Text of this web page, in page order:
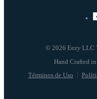
© 2026 Eezy LLC
Términos de Uso